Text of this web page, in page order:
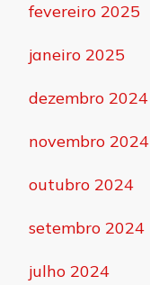
fevereiro 2025
janeiro 2025
dezembro 2024
novembro 2024
outubro 2024
setembro 2024
julho 2024